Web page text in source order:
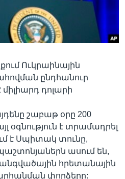
Ուկրաինային
ընդհանուր
միլիարդ դոլարի
շաբաթ օրը 200
օգնություն է տրամադրել
է Սպիտակ տունը,
ասում են,
հրետանային
փորձերը: